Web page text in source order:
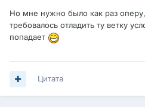
Но мне нужно было как раз
требовалось отладить ту ветку
попадает
Цитата